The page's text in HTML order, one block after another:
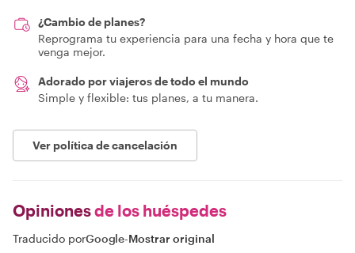
¿Cambio de planes?
Reprograma tu experiencia para una fecha y hora que te
venga mejor.
Adorado por viajeros de todo el mundo
Simple y flexible: tus planes, a tu manera.
Ver política de cancelación
Opinionesde los huéspedes
Traducido porGoogle-Mostrar original